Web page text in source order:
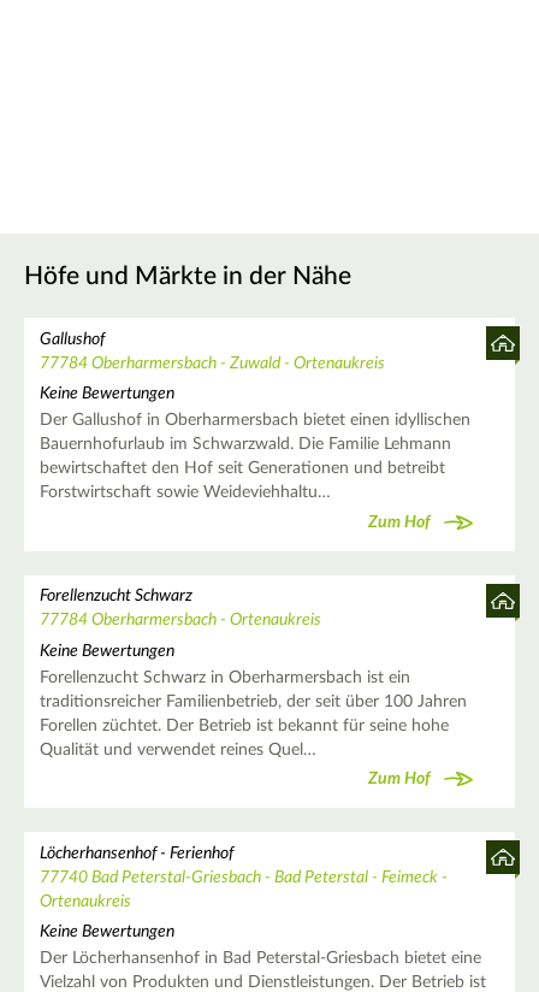
Höfe und Märkte in der Nähe
Gallushof
77784 Oberharmersbach - Zuwald - Ortenaukreis
Keine Bewertungen
Der Gallushof in Oberharmersbach bietet einen idyllischen
Bauernhofurlaub im Schwarzwald. Die Familie Lehmann
bewirtschaftet den Hof seit Generationen und betreibt
Forstwirtschaft sowie Weideviehhaltu…
Zum Hof
Forellenzucht Schwarz
77784 Oberharmersbach - Ortenaukreis
Keine Bewertungen
Forellenzucht Schwarz in Oberharmersbach ist ein
traditionsreicher Familienbetrieb, der seit über 100 Jahren
Forellen züchtet. Der Betrieb ist bekannt für seine hohe
Qualität und verwendet reines Quel…
Zum Hof
Löcherhansenhof - Ferienhof
77740 Bad Peterstal-Griesbach - Bad Peterstal - Feimeck -
Ortenaukreis
Keine Bewertungen
Der Löcherhansenhof in Bad Peterstal-Griesbach bietet eine
Vielzahl von Produkten und Dienstleistungen. Der Betrieb ist